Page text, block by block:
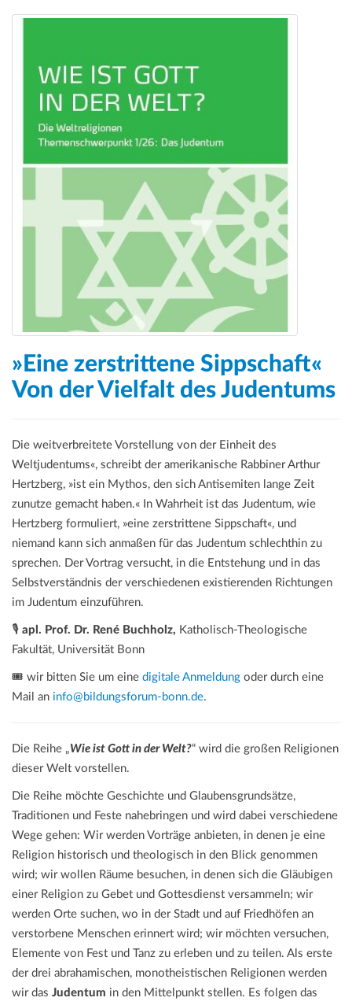
»Eine zerstrittene Sippschaft«
Von der Vielfalt des Judentums
Die weitverbreitete Vorstellung von der Einheit des
Weltjudentums«, schreibt der amerikanische Rabbiner Arthur
Hertzberg, »ist ein Mythos, den sich Antisemiten lange Zeit
zunutze gemacht haben.« In Wahrheit ist das Judentum, wie
Hertzberg formuliert, »eine zerstrittene Sippschaft«, und
niemand kann sich anmaßen für das Judentum schlechthin zu
sprechen. Der Vortrag versucht, in die Entstehung und in das
Selbstverständnis der verschiedenen existierenden Richtungen
im Judentum einzuführen.
🎙️ apl. Prof. Dr. René Buchholz, Katholisch-Theologische
Fakultät, Universität Bonn
🎟️ wir bitten Sie um eine digitale Anmeldung oder durch eine
Mail an info@bildungsforum-bonn.de.
Die Reihe „Wie ist Gott in der Welt?“ wird die großen Religionen
dieser Welt vorstellen.
Die Reihe möchte Geschichte und Glaubensgrundsätze,
Traditionen und Feste nahebringen und wird dabei verschiedene
Wege gehen: Wir werden Vorträge anbieten, in denen je eine
Religion historisch und theologisch in den Blick genommen
wird; wir wollen Räume besuchen, in denen sich die Gläubigen
einer Religion zu Gebet und Gottesdienst versammeln; wir
werden Orte suchen, wo in der Stadt und auf Friedhöfen an
verstorbene Menschen erinnert wird; wir möchten versuchen,
Elemente von Fest und Tanz zu erleben und zu teilen. Als erste
der drei abrahamischen, monotheistischen Religionen werden
wir das Judentum in den Mittelpunkt stellen. Es folgen das